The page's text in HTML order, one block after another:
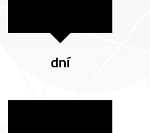
dní